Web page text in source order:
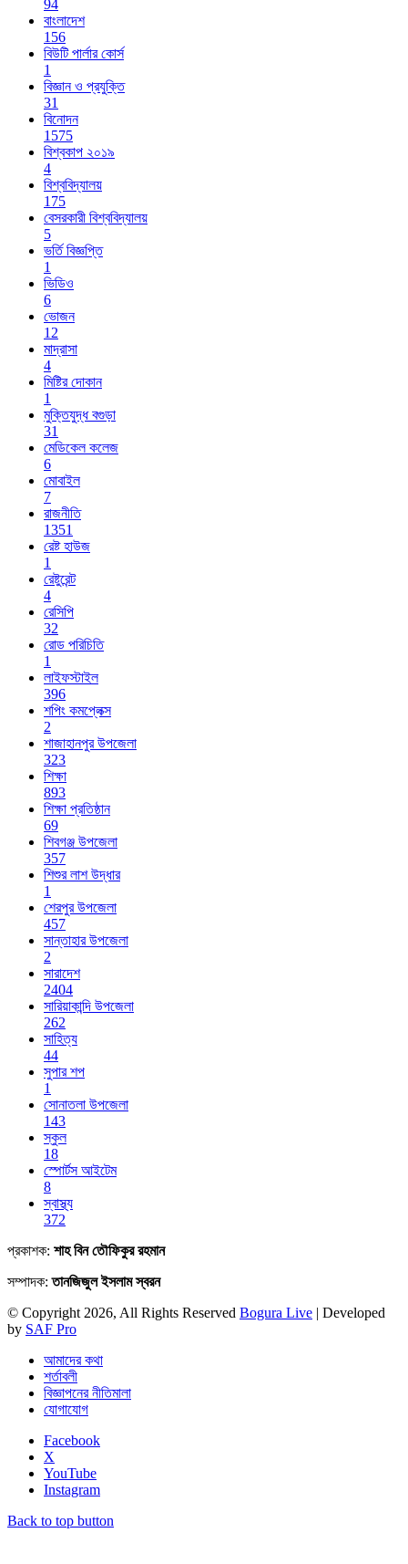
94
বাংলাদেশ
156
বিউটি পার্লার কোর্স
1
বিজ্ঞান ও প্রযুক্তি
31
বিনোদন
1575
বিশ্বকাপ ২০১৯
4
বিশ্ববিদ্যালয়
175
বেসরকারী বিশ্ববিদ্যালয়
5
ভর্তি বিজ্ঞপ্তি
1
ভিডিও
6
ভোজন
12
মাদ্রাসা
4
মিষ্টির দোকান
1
মুক্তিযুদ্ধ বগুড়া
31
মেডিকেল কলেজ
6
মোবাইল
7
রাজনীতি
1351
রেষ্ট হাউজ
1
রেষ্টুরেন্ট
4
রেসিপি
32
রোড পরিচিতি
1
লাইফস্টাইল
396
শপিং কমপ্লেক্স
2
শাজাহানপুর উপজেলা
323
শিক্ষা
893
শিক্ষা প্রতিষ্ঠান
69
শিবগঞ্জ উপজেলা
357
শিশুর লাশ উদ্ধার
1
শেরপুর উপজেলা
457
সান্তাহার উপজেলা
2
সারাদেশ
2404
সারিয়াকান্দি উপজেলা
262
সাহিত্য
44
সুপার শপ
1
সোনাতলা উপজেলা
143
স্কুল
18
স্পোর্টস আইটেম
8
স্বাস্থ্য
372
প্রকাশক: শাহ বিন তৌফিকুর রহমান
সম্পাদক:তানজিজুল ইসলাম স্বরন
© Copyright 2026, All Rights Reserved Bogura Live | Developed
by SAF Pro
আমাদের কথা
শর্তাবলী
বিজ্ঞাপনের নীতিমালা
যোগাযোগ
Facebook
X
YouTube
Instagram
Back to top button